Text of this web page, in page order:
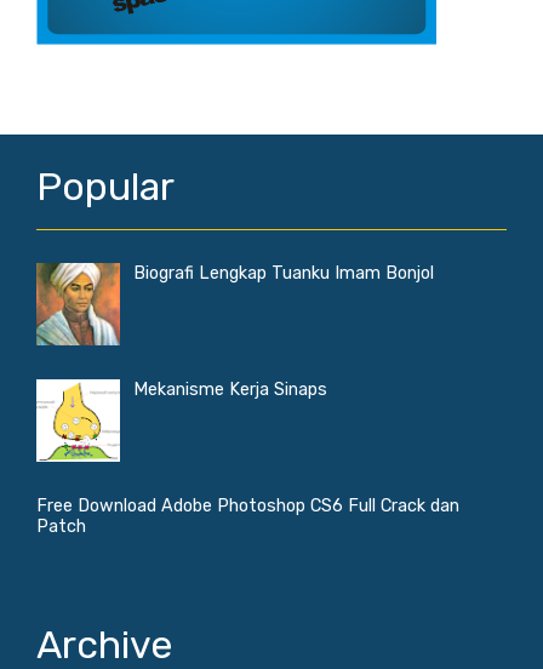
Popular
Biografi Lengkap Tuanku Imam Bonjol
Mekanisme Kerja Sinaps
Free Download Adobe Photoshop CS6 Full Crack dan
Patch
Archive